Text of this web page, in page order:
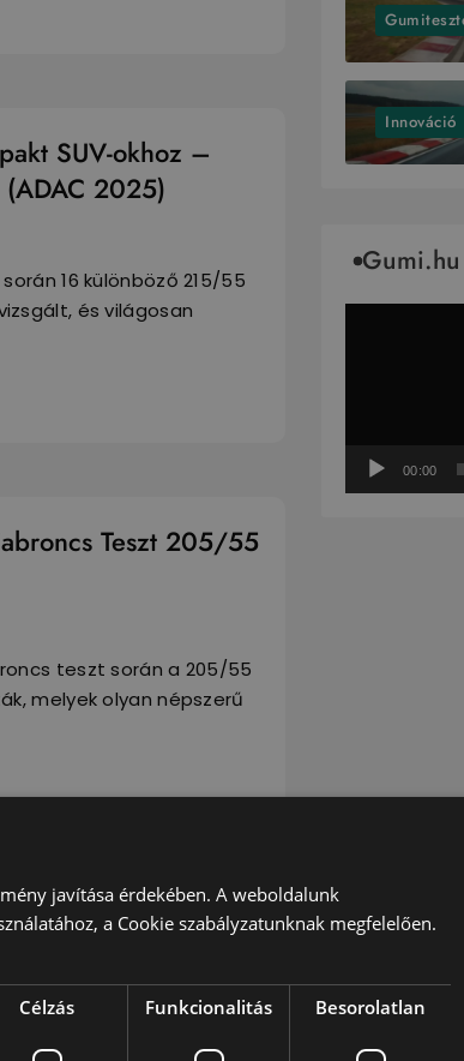
SUV-okhoz –
2025)
16 különböző 215/55
és világosan
Teszt 205/55
teszt során a 205/55
melyek olyan népszerű
kap a
Innováció
00:00
javítása érdekében. A weboldalunk
a Cookie szabályzatunknak megfelelően.
Célzás Funkcionalitás Besorolatlan